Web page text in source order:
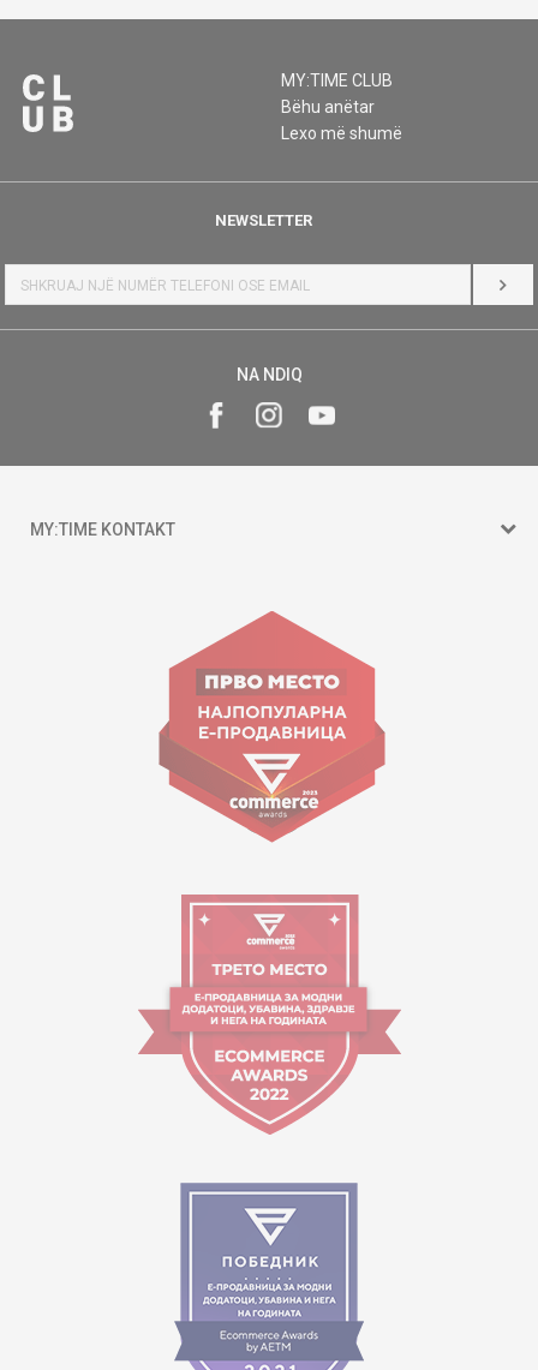
MY:TIME CLUB
Bëhu anëtar
Lexo më shumë
NEWSLETTER
HYR
NA NDIQ
MY:TIME KONTAKT
Goce Nikolovski 74 Shkup
contact@mytime.mk
Orari i punës:
09:00 - 17:00